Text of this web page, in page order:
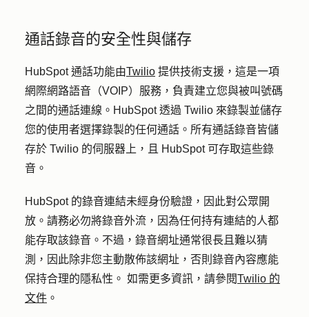
通話錄音的安全性與儲存
HubSpot 通話功能由Twilio 提供技術支援，這是一項
網際網路語音（VOIP）服務，負責建立您與被叫號碼
之間的通話連線。HubSpot 透過 Twilio 來錄製並儲存
您的使用者選擇錄製的任何通話。所有通話錄音皆儲
存於 Twilio 的伺服器上，且 HubSpot 可存取這些錄
音。
HubSpot 的錄音連結未經身份驗證，因此對公眾開
放。請務必勿將錄音外流，因為任何持有連結的人都
能存取該錄音。不過，錄音網址通常很長且難以猜
測，因此除非您主動散佈該網址，否則錄音內容應能
保持合理的隱私性。 如需更多資訊，請參閱Twilio 的
文件 。